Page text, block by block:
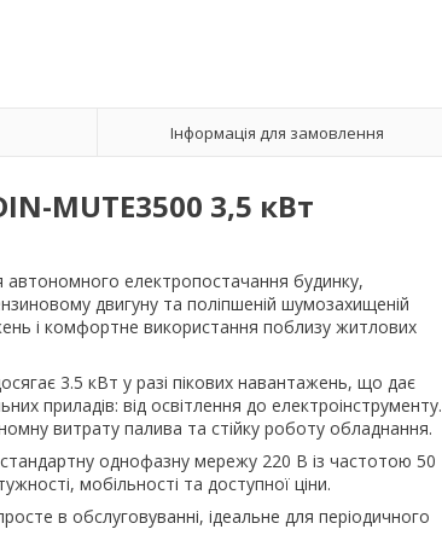
Інформація для замовлення
MUTE3500 3,5 кВт
електропостачання будинку,
двигуну та поліпшеній шумозахищеній
і комфортне використання поблизу житлових
3.5 кВт у разі пікових навантажень, що дає
приладів: від освітлення до електроінструменту.
витрату палива та стійку роботу обладнання.
однофазну мережу 220 В із частотою 50
мобільності та доступної ціни.
в обслуговуванні, ідеальне для періодичного